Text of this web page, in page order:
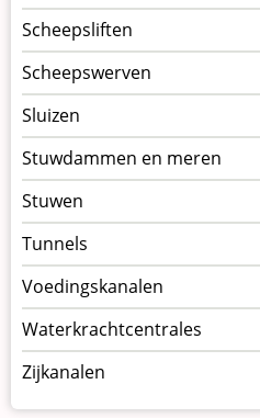
Scheepsliften
Scheepswerven
Sluizen
Stuwdammen en meren
Stuwen
Tunnels
Voedingskanalen
Waterkrachtcentrales
Zijkanalen